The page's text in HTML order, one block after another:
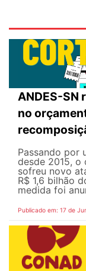
ANDES-SN
no
Passando por
desde 2015, o
sofreu novo
R$ 1,6 bilhão
medida foi
Publicado em: 17 de